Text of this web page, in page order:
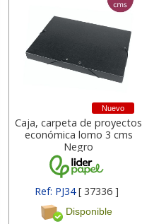
Nuevo
Caja, carpeta de proyectos
económica lomo 3 cms
Negro
Ref: PJ34[ 37336 ]
Disponible